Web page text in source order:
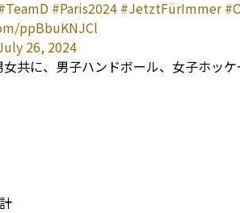
#Paris2024 #JetztFürImmer
ppBbuKNJCl
26, 2024
共に、男子ハンドボール、女子ホッ
計